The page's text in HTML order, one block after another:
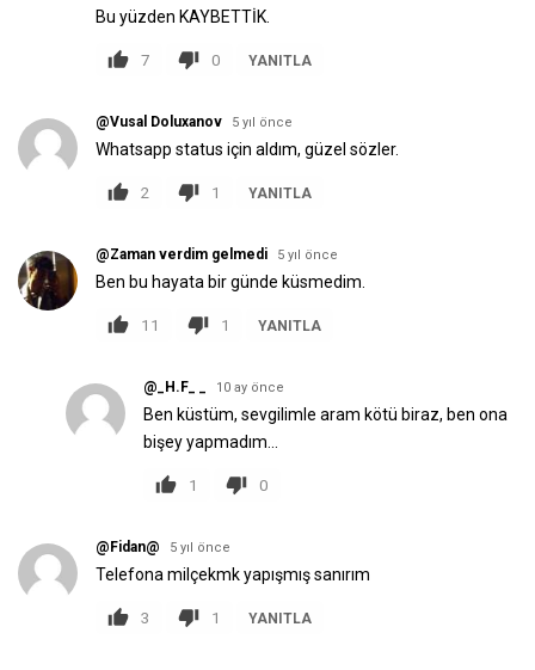
Bu yüzden KAYBETTİK.
7 0 YANITLA
@Vusal Doluxanov 5 yıl önce
Whatsapp status için aldım, güzel sözler.
2 1 YANITLA
@Zaman verdim gelmedi 5 yıl önce
Ben bu hayata bir günde küsmedim.
11 1 YANITLA
@_H.F_ _ 10 ay önce
Ben küstüm, sevgilimle aram kötü biraz, ben ona
bişey yapmadım...
1 0
@Fidan@ 5 yıl önce
Telefona milçekmk yapışmış sanırım
3 1 YANITLA